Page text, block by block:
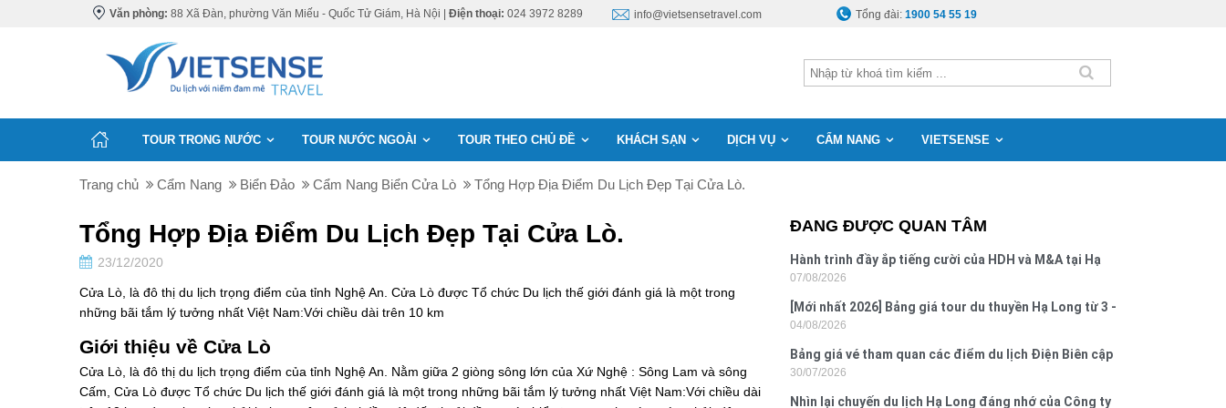
Văn phòng: 88 Xã Đàn, phường Văn Miếu - Quốc Tử Giám, Hà Nội | Điện thoại: 024 3972 8289 info@vietsensetravel.com Tổng đài:1900 54 55 19
TOUR TRONG NƯỚC TOUR NƯỚC NGOÀI TOUR THEO CHỦ ĐỀ KHÁCH SẠN DỊCH VỤ CẨM NANG VIETSENSE
Trang chủ Cẩm Nang Biển Đảo Cẩm Nang Biển Cửa Lò Tổng Hợp Địa Điểm Du Lịch Đẹp Tại Cửa Lò.
Tổng Hợp Địa Điểm Du Lịch Đẹp Tại Cửa Lò.
23/12/2020
Cửa Lò, là đô thị du lịch trọng điểm của tỉnh Nghệ An. Cửa Lò được Tổ chức Du lịch thế giới đánh giá là một trong
những bãi tắm lý tưởng nhất Việt Nam:Với chiều dài trên 10 km
Giới thiệu về Cửa Lò
Cửa Lò, là đô thị du lịch trọng điểm của tỉnh Nghệ An. Nằm giữa 2 giòng sông lớn của Xứ Nghệ : Sông Lam và sông
Cấm, Cửa Lò được Tổ chức Du lịch thế giới đánh giá là một trong những bãi tắm lý tưởng nhất Việt Nam:Với chiều dài
ĐANG ĐƯỢC QUAN TÂM
Hành trình đầy ắp tiếng cười của HDH và M&A tại Hạ
Long
07/08/2026
[Mới nhất 2026] Bảng giá tour du thuyền Hạ Long từ 3 -
6 sao
04/08/2026
Bảng giá vé tham quan các điểm du lịch Điện Biên cập
nhật 2026
30/07/2026
Nhìn lại chuyến du lịch Hạ Long đáng nhớ của Công ty